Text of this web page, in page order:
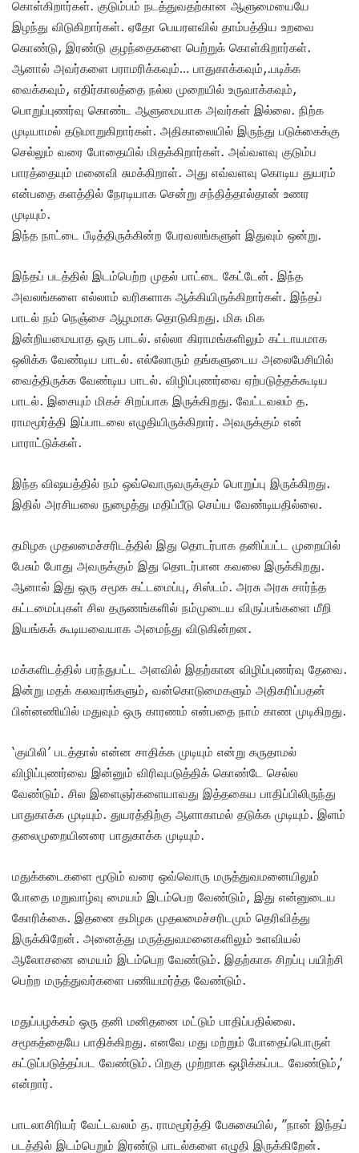
கொள்கிறார்கள். குடும்பம் நடத்துவதற்கான ஆளுமையையே
இழந்து விடுகிறார்கள். ஏதோ பெயரளவில் தாம்பத்திய உறவை
கொண்டு, இரண்டு குழந்தைகளை பெற்றுக் கொள்கிறார்கள்.
ஆனால் அவர்களை பராமரிக்கவும்… பாதுகாக்கவும்,.படிக்க
வைக்கவும், எதிர்காலத்தை நல்ல முறையில் உருவாக்கவும்,
பொறுப்புணர்வு கொண்ட ஆளுமையாக அவர்கள் இல்லை. நிற்க
முடியாமல் தடுமாறுகிறார்கள். அதிகாலையில் இருந்து படுக்கைக்கு
செல்லும் வரை போதையில் மிதக்கிறார்கள். அவ்வளவு குடும்ப
பாரத்தையும் மனைவி சுமக்கிறாள். அது எவ்வளவு கொடிய துயரம்
என்பதை களத்தில் நேரடியாக சென்று சந்தித்தால்தான் உணர
முடியும்.
இந்த நாட்டை பீடித்திருக்கின்ற பேரவலங்களுள் இதுவும் ஒன்று.
இந்தப் படத்தில் இடம்பெற்ற முதல் பாட்டை கேட்டேன். இந்த
அவலங்களை எல்லாம் வரிகளாக ஆக்கியிருக்கிறார்கள். இந்தப்
பாடல் நம் நெஞ்சை ஆழமாக தொடுகிறது. மிக மிக
இன்றியமையாத ஒரு பாடல். எல்லா கிராமங்களிலும் கட்டாயமாக
ஒலிக்க வேண்டிய பாடல். எல்லோரும் தங்களுடைய அலைபேசியில்
வைத்திருக்க வேண்டிய பாடல். விழிப்புணர்வை ஏற்படுத்தக்கூடிய
பாடல். இசையும் மிகச் சிறப்பாக இருக்கிறது. வேட்டவலம் த.
ராமமூர்த்தி இப்பாடலை எழுதியிருக்கிறார். அவருக்கும் என்
பாராட்டுக்கள்.
இந்த விஷயத்தில் நம் ஒவ்வொருவருக்கும் பொறுப்பு இருக்கிறது.
இதில் அரசியலை நுழைத்து மதிப்பீடு செய்ய வேண்டியதில்லை.
தமிழக முதலமைச்சரிடத்தில் இது தொடர்பாக தனிப்பட்ட முறையில்
பேசும் போது அவருக்கும் இது தொடர்பான கவலை இருக்கிறது.‌
ஆனால் இது ஒரு சமூக கட்டமைப்பு, சிஸ்டம். அரசு அரசு சார்ந்த
கட்டமைப்புகள் சில தருணங்களில் நம்முடைய விருப்பங்களை மீறி
இயங்கக் கூடியவையாக அமைந்து விடுகின்றன.‌
மக்களிடத்தில் பரந்துபட்ட அளவில் இதற்கான விழிப்புணர்வு தேவை.
இன்று மதக் கலவரங்களும், வன்கொடுமைகளும் அதிகரிப்பதன்
பின்னணியில் மதுவும் ஒரு காரணம் என்பதை நாம் காண முடிகிறது.
‘குயிலி’ படத்தால் என்ன சாதிக்க முடியும் என்று கருதாமல்
விழிப்புணர்வை இன்னும் விரிவுபடுத்திக் கொண்டே செல்ல
வேண்டும். சில இளைஞர்களையாவது இத்தகைய பாதிப்பிலிருந்து
பாதுகாக்க முடியும். துயரத்திற்கு ஆளாகாமல் தடுக்க முடியும். இளம்
தலைமுறையினரை பாதுகாக்க முடியும்.
மதுக்கடைகளை மூடும் வரை ஒவ்வொரு மருத்துவமனையிலும்
போதை மறுவாழ்வு மையம் இடம்பெற வேண்டும், இது என்னுடைய
கோரிக்கை. இதனை தமிழக முதலமைச்சரிடமும் தெரிவித்து
இருக்கிறேன். அனைத்து மருத்துவமனைகளிலும் உளவியல்
ஆலோசனை மையம் இடம்பெற வேண்டும். இதற்காக சிறப்பு பயிற்சி
பெற்ற மருத்துவர்களை பணியமர்த்த வேண்டும்.
மதுப்பழக்கம் ஒரு தனி மனிதனை மட்டும் பாதிப்பதில்லை.
சமூகத்தையே பாதிக்கிறது.‌ எனவே மது மற்றும் போதைப்பொருள்
கட்டுப்படுத்தப்பட வேண்டும். பிறகு முற்றாக ஒழிக்கப்பட வேண்டும்,’
என்றார்.
பாடலாசிரியர் வேட்டவலம் த. ராமமூர்த்தி பேசுகையில், ”நான் இந்தப்
படத்தில் இடம்பெறும் இரண்டு பாடல்களை எழுதி இருக்கிறேன்.